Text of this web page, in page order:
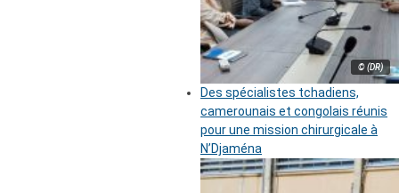
© (DR)
Des spécialistes tchadiens,
camerounais et congolais réunis
pour une mission chirurgicale à
N’Djaména